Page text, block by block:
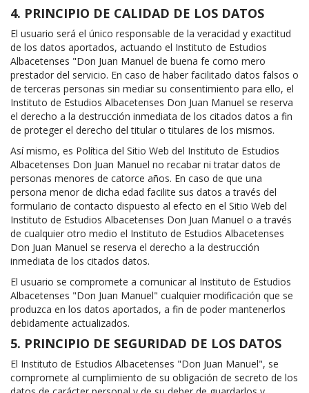
4. PRINCIPIO DE CALIDAD DE LOS DATOS
El usuario será el único responsable de la veracidad y exactitud
de los datos aportados, actuando el Instituto de Estudios
Albacetenses "Don Juan Manuel de buena fe como mero
prestador del servicio. En caso de haber facilitado datos falsos o
de terceras personas sin mediar su consentimiento para ello, el
Instituto de Estudios Albacetenses Don Juan Manuel se reserva
el derecho a la destrucción inmediata de los citados datos a fin
de proteger el derecho del titular o titulares de los mismos.
Así mismo, es Política del Sitio Web del Instituto de Estudios
Albacetenses Don Juan Manuel no recabar ni tratar datos de
personas menores de catorce años. En caso de que una
persona menor de dicha edad facilite sus datos a través del
formulario de contacto dispuesto al efecto en el Sitio Web del
Instituto de Estudios Albacetenses Don Juan Manuel o a través
de cualquier otro medio el Instituto de Estudios Albacetenses
Don Juan Manuel se reserva el derecho a la destrucción
inmediata de los citados datos.
El usuario se compromete a comunicar al Instituto de Estudios
Albacetenses "Don Juan Manuel" cualquier modificación que se
produzca en los datos aportados, a fin de poder mantenerlos
debidamente actualizados.
5. PRINCIPIO DE SEGURIDAD DE LOS DATOS
El Instituto de Estudios Albacetenses "Don Juan Manuel", se
compromete al cumplimiento de su obligación de secreto de los